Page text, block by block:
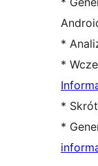
*
*
*
*